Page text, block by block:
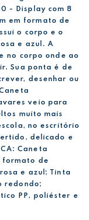
- Display com 8
em formato de
o corpo e o
e azul. A
no corpo onde ao
Sua ponta é de
desenhar ou
veio para
muito mais
no escritório
delicado e
Caneta
formato de
e azul; Tinta
redondo;
PP, poliéster e